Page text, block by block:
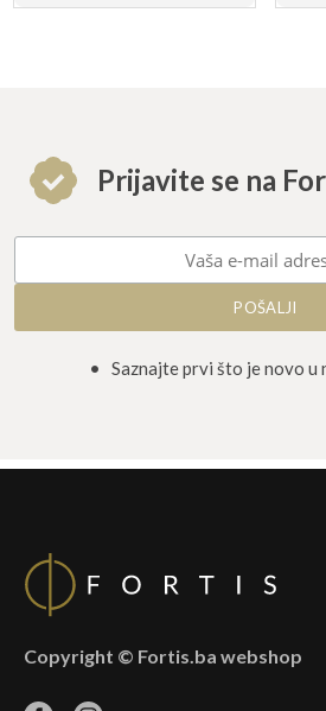
Prijavite se na
• Saznajte prvi što je novo u
Copyright © Fortis.ba webshop